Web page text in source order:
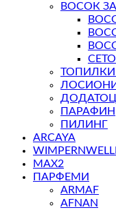
ВОСОК
ЛОСИОНИ
ПАРАФИН
ПИЛИНГ
ARCAYA
MAX2
ПАРФЕМИ
ARMAF
AFNAN